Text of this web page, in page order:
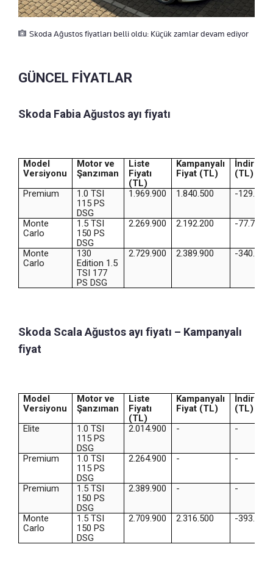
Skoda Ağustos fiyatları belli oldu: Küçük zamlar devam ediyor
GÜNCEL FİYATLAR
Skoda Fabia Ağustos ayı fiyatı
Model
Versiyonu
Motor ve
Şanzıman
Liste
Fiyatı
(TL)
Kampanyalı
Fiyat (TL)
İndirim
(TL)
Premium
1.0 TSI
115 PS
DSG
1.969.900 1.840.500 -129.400
Monte
Carlo
1.5 TSI
150 PS
DSG
2.269.900 2.192.200 -77.700
Monte
Carlo
130
Edition 1.5
TSI 177
PS DSG
2.729.900 2.389.900 -340.000
Skoda Scala Ağustos ayı fiyatı – Kampanyalı
fiyat
Model
Versiyonu
Motor ve
Şanzıman
Liste
Fiyatı
(TL)
Kampanyalı
Fiyat (TL)
İndirim
(TL)
Elite
1.0 TSI
115 PS
DSG
2.014.900 - -
Premium
1.0 TSI
115 PS
DSG
2.264.900 - -
Premium
1.5 TSI
150 PS
DSG
2.389.900 - -
Monte
Carlo
1.5 TSI
150 PS
DSG
2.709.900 2.316.500 -393.400